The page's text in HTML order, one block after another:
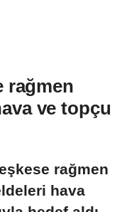
rağmen
ve topçu
rağmen
hava